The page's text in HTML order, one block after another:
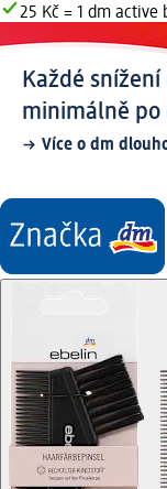
25 Kč = 1 dm active
Každé
minimálně po
Více o dm